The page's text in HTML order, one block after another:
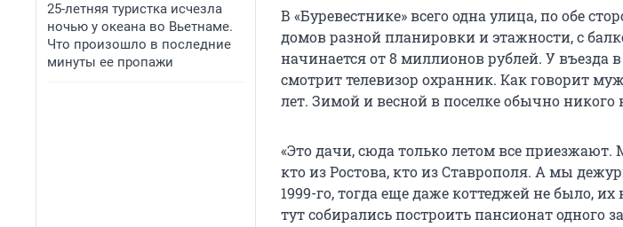
25-летняя туристка исчезла
ночью у океана во Вьетнаме.
Что произошло в последние
минуты ее пропажи
В «Буревестнике» всего одна улица, по обе
домов разной планировки и этажности, с
начинается от 8 миллионов рублей. У въезда
смотрит телевизор охранник. Как говорит
лет. Зимой и весной в поселке обычно никого
«Это дачи, сюда только летом все приезжают.
кто из Ростова, кто из Ставрополя. А мы
1999-го, тогда еще даже коттеджей не было,
тут собирались построить пансионат одного